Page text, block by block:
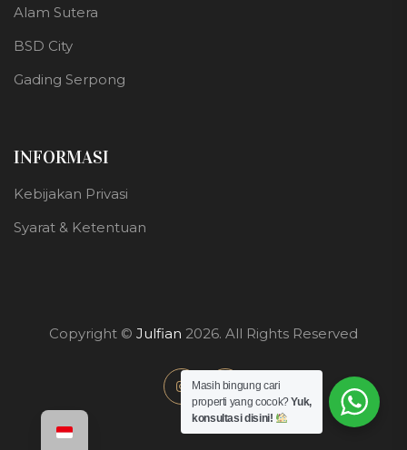
Alam Sutera
BSD City
Gading Serpong
INFORMASI
Kebijakan Privasi
Syarat & Ketentuan
Copyright © Julfian 2026. All Rights Reserved
Masih bingung cari
properti yang cocok?Yuk,
konsultasi disini!